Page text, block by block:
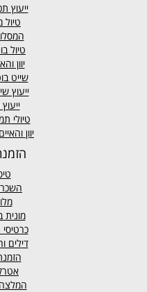
ייעוץ
טיול
טיול
יוון
שייט
ייעוץ
טיולי
יוון והאיים Help Card
מונית
כרטיסי
דילים